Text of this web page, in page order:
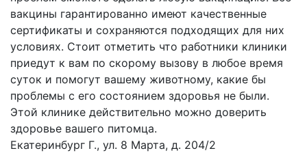
вакцины гарантированно имеют качественные
сертификаты и сохраняются подходящих для них
условиях. Стоит отметить что работники клиники
приедут к вам по скорому вызову в любое время
суток и помогут вашему животному, какие бы
проблемы с его состоянием здоровья не были.
Этой клинике действительно можно доверить
здоровье вашего питомца.
Екатеринбург Г., ул. 8 Марта, д. 204/2